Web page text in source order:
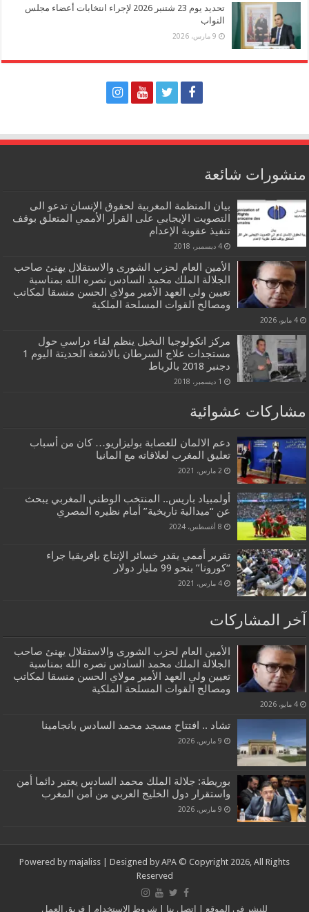
تحديد يوم 23 شتنبر 2026 لإجراء انتخابات أعضاء مجلس
النواب
9 مارس، 2026
منشورات شائعة
بيان المنظمة المغربية لحقوق الإنسان تدعو الى
التصويت الإيجابي على القرار الأممي المتعلق بوقف
تنفيذ عقوبة الإعدام
4 ديسمبر، 2018
الأمين العام لحزب الشورى والاستقلال يهنئ صاحب
الجلالة الملك محمد السادس نصره الله بمناسبة
تعيين ولي العهد الأمير مولاي الحسن منسقا لمكاتب
ومصالح القوات المسلحة الملكية
4 مايو، 2026
مركز انكولوجيا النخيل ينظم لقاء دراسي حول
مستجدات علاج السرطان بالاشعة الحديتة اليوم 1
دجنبر 2018 بالرباط
1 ديسمبر، 2018
مشاركات عشوائية
دعم الالمان للعصابة بوليزاريو… كان من أسباب
تعليق المغرب لعلاقاته مع المانيا
2 مارس، 2021
أولمبياد باريس.. المنتخب الوطني المغربي يبحث
عن “ميدالية تاريخية” أمام نظيره المصري
8 أغسطس، 2024
تقرير أممي يقدر خسائر الإنتاج بإفريقيا جراء
“كورونا” بنحو 99 مليار دولار
4 مارس، 2021
آخر المشاركات
الأمين العام لحزب الشورى والاستقلال يهنئ صاحب
الجلالة الملك محمد السادس نصره الله بمناسبة
تعيين ولي العهد الأمير مولاي الحسن منسقا لمكاتب
ومصالح القوات المسلحة الملكية
4 مايو، 2026
تشاد .. افتتاح مسجد محمد السادس بانجامينا
9 مارس، 2026
بوريطة: جلالة الملك محمد السادس يعتبر دائما أمن
واستقرار دول الخليج العربي من أمن المغرب
9 مارس، 2026
Powered by majaliss | Designed by APA © Copyright 2026, All Rights
Reserved
للنشر في الموقع إتصل بنا شروط الإستخدام فريق العمل